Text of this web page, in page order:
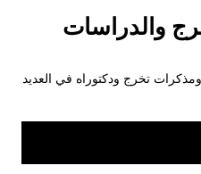
والدراسات
تحميل رسائل ماجستير بصيغة pdf ومذكرات تخرج ودكتوراه في العديد